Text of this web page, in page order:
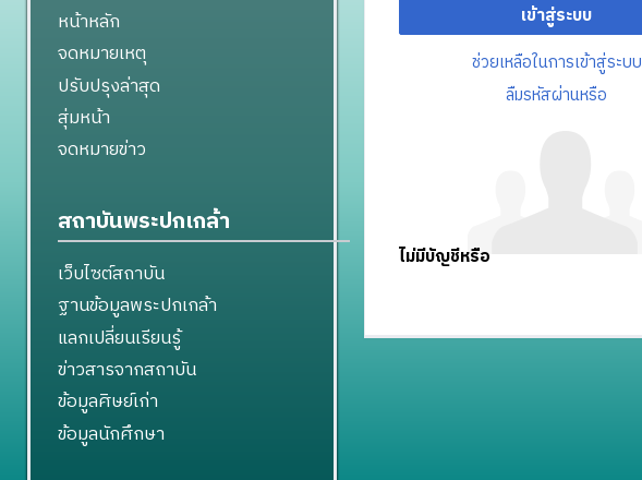
เข้าสู่ระบบ
ช่วยเหลือในการเข้าสู่ระบบ
ลืมรหัสผ่านหรือ
ไม่มีบัญชีหรือ
หน้าหลัก
จดหมายเหตุ
ปรับปรุงล่าสุด
สุ่มหน้า
จดหมายข่าว
สถาบันพระปกเกล้า
เว็บไซต์สถาบัน
ฐานข้อมูลพระปกเกล้า
แลกเปลี่ยนเรียนรู้
ข่าวสารจากสถาบัน
ข้อมูลศิษย์เก่า
ข้อมูลนักศึกษา